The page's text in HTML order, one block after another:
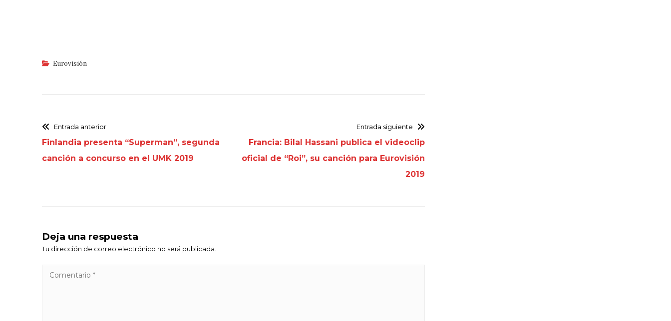
Eurovisión
Entrada anterior
Finlandia presenta “Superman”, segunda
canción a concurso en el UMK 2019
Entrada siguiente
Francia: Bilal Hassani publica el videoclip
oficial de “Roi”, su canción para Eurovisión
2019
Deja una respuesta
Tu dirección de correo electrónico no será publicada.